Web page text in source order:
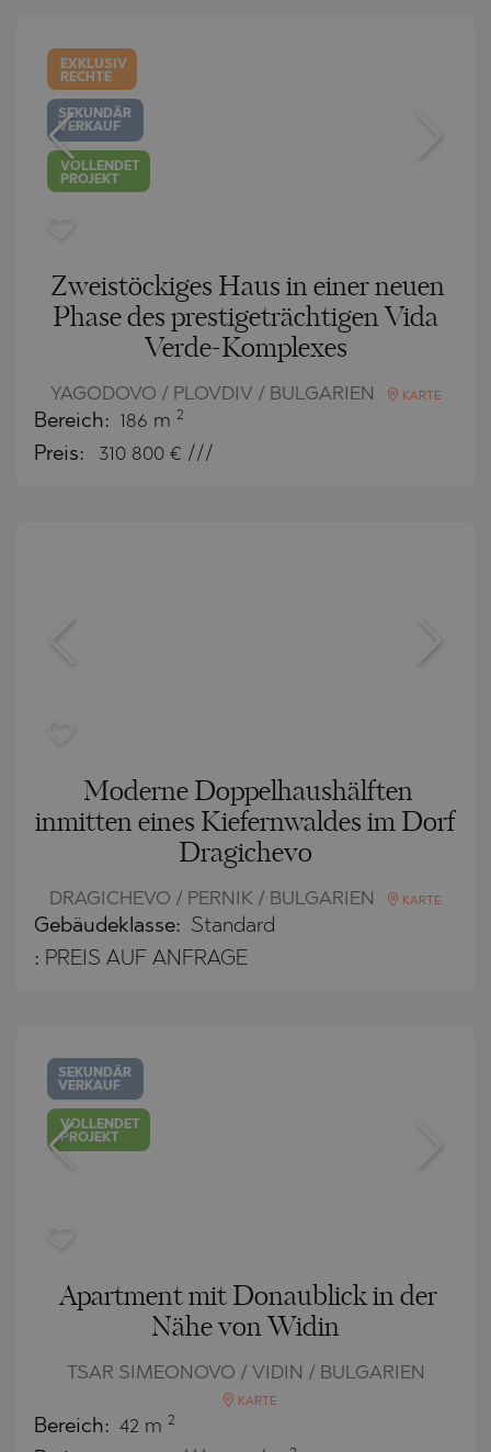
EXKLUSIV
RECHTE
SEKUNDÄR
VERKAUF
VOLLENDET
PROJEKT
Zweistöckiges Haus in einer neuen
Phase des prestigeträchtigen Vida
Verde-Komplexes
YAGODOVO / PLOVDIV / BULGARIEN KARTE
Bereich: 186 m 2
Preis: 310 800 € ///
Moderne Doppelhaushälften
inmitten eines Kiefernwaldes im Dorf
Dragichevo
DRAGICHEVO / PERNIK / BULGARIEN KARTE
Gebäudeklasse: Standard
: PREIS AUF ANFRAGE
SEKUNDÄR
VERKAUF
VOLLENDET
PROJEKT
Apartment mit Donaublick in der
Nähe von Widin
TSAR SIMEONOVO / VIDIN / BULGARIEN
KARTE
Bereich: 42 m 2